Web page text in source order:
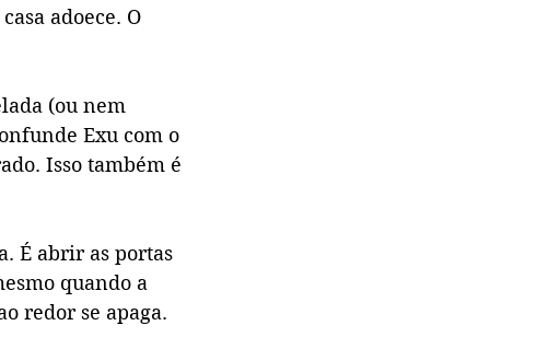
adoece. O
(ou nem
Exu com o
Isso também é
É abrir as portas
quando a
redor se apaga.